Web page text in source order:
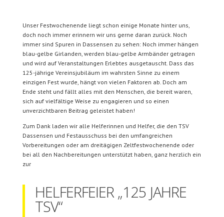
Unser Festwochenende liegt schon einige Monate hinter uns,
doch noch immer erinnern wir uns gerne daran zurück. Noch
immer sind Spuren in Dassensen zu sehen: Noch immer hängen
blau-gelbe Girlanden, werden blau-gelbe Armbänder getragen
und wird auf Veranstaltungen Erlebtes ausgetauscht. Dass das
125-jährige Vereinsjubiläum im wahrsten Sinne zu einem
einzigen Fest wurde, hängt von vielen Faktoren ab. Doch am
Ende steht und fällt alles mit den Menschen, die bereit waren,
sich auf vielfältige Weise zu engagieren und so einen
unverzichtbaren Beitrag geleistet haben!
Zum Dank laden wir alle Helferinnen und Helfer, die den TSV
Dassensen und Festausschuss bei den umfangreichen
Vorbereitungen oder am dreitägigen Zeltfestwochenende oder
bei all den Nachbereitungen unterstützt haben, ganz herzlich ein
zur
HELFERFEIER „125 JAHRE
TSV“